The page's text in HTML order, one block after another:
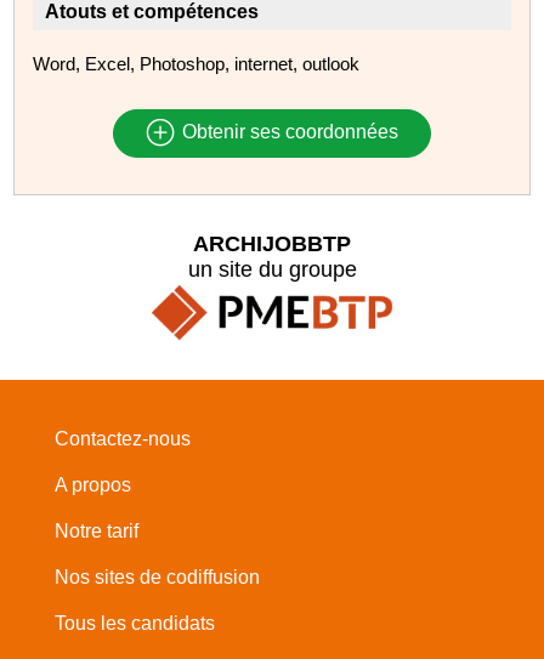
Atouts et compétences
Word, Excel, Photoshop, internet, outlook
Obtenir ses coordonnées
ARCHIJOBBTP
un site du groupe
Contactez-nous
A propos
Notre tarif
Nos sites de codiffusion
Tous les candidats